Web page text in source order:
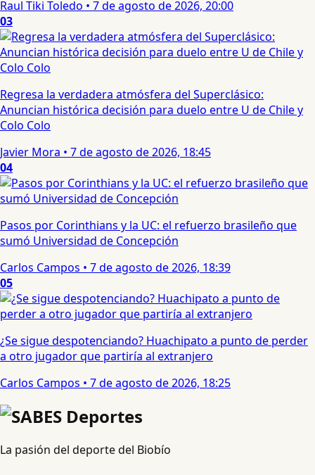
Raul Tiki Toledo • 7 de agosto de 2026, 20:00
03
Regresa la verdadera atmósfera del Superclásico:
Anuncian histórica decisión para duelo entre U de Chile y
Colo Colo
Javier Mora • 7 de agosto de 2026, 18:45
04
Pasos por Corinthians y la UC: el refuerzo brasileño que
sumó Universidad de Concepción
Carlos Campos • 7 de agosto de 2026, 18:39
05
¿Se sigue despotenciando? Huachipato a punto de perder
a otro jugador que partiría al extranjero
Carlos Campos • 7 de agosto de 2026, 18:25
La pasión del deporte del Biobío